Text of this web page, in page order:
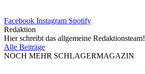
Facebook Instagram Spotify
Redaktion
Hier schreibt das allgemeine Redaktionsteam!
Alle Beiträge
NOCH MEHR SCHLAGERMAGAZIN